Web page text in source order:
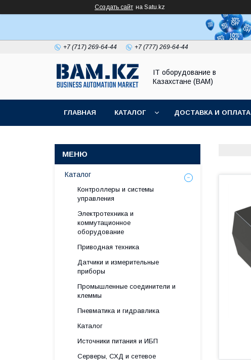
Создать сайт на Satu.kz
+7 (717) 269-64-44 +7 (777) 269-64-44
IT оборудование в
Казахстане (BAM)
ГЛАВНАЯ КАТАЛОГ ДОСТАВКА И ОПЛАТА
Каталог
Контроллеры и системы
управления
Электротехника и
коммутационное
оборудование
Приводная техника
Датчики и измерительные
приборы
Промышленные соединители и
клеммы
Пневматика и гидравлика
Каталог
Источники питания и ИБП
Серверы, СХД и сетевое